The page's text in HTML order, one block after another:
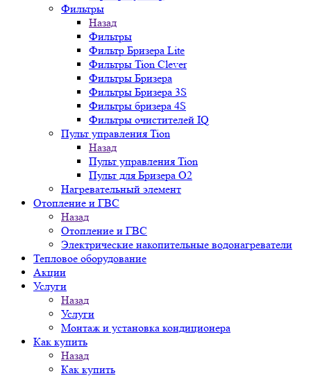
Фильтры
Назад
Фильтры
Фильтр Бризера Lite
Фильтры Tion Clever
Фильтры Бризера
Фильтры Бризера 3S
Фильтры бризера 4S
Фильтры очистителей IQ
Пульт управления Tion
Назад
Пульт управления Tion
Пульт для Бризера O2
Нагревательный элемент
Отопление и ГВС
Назад
Отопление и ГВС
Электрические накопительные водонагреватели
Тепловое оборудование
Акции
Услуги
Назад
Услуги
Монтаж и установка кондиционера
Как купить
Назад
Как купить